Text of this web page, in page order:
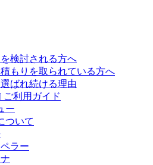
検討される方へ
もりを取られている方へ
ばれ続ける理由
利用ガイド
ー
ついて
ラー